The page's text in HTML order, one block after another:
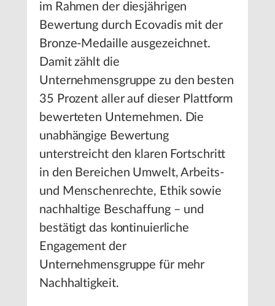
im Rahmen der diesjährigen
Bewertung durch Ecovadis mit der
Bronze-Medaille ausgezeichnet.
Damit zählt die
Unternehmensgruppe zu den besten
35 Prozent aller auf dieser Plattform
bewerteten Unternehmen. Die
unabhängige Bewertung
unterstreicht den klaren Fortschritt
in den Bereichen Umwelt, Arbeits-
und Menschenrechte, Ethik sowie
nachhaltige Beschaffung – und
bestätigt das kontinuierliche
Engagement der
Unternehmensgruppe für mehr
Nachhaltigkeit.